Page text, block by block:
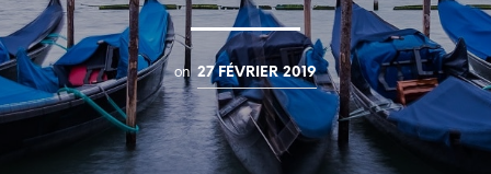
on 27 FÉVRIER 2019